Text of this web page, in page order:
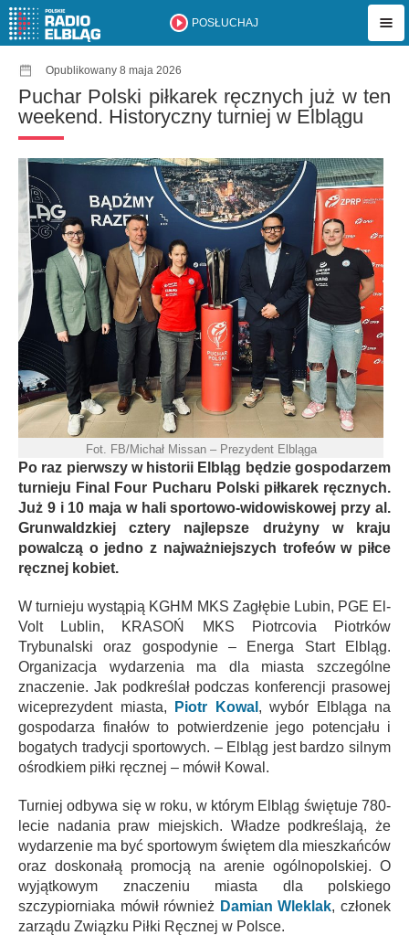
POSŁUCHAJ
Opublikowany 8 maja 2026
Puchar Polski piłkarek ręcznych już w ten
weekend. Historyczny turniej w Elblągu
Fot. FB/Michał Missan – Prezydent Elbląga
Po raz pierwszy w historii Elbląg będzie gospodarzem
turnieju Final Four Pucharu Polski piłkarek ręcznych.
Już 9 i 10 maja w hali sportowo-widowiskowej przy al.
Grunwaldzkiej cztery najlepsze drużyny w kraju
powalczą o jedno z najważniejszych trofeów w piłce
ręcznej kobiet.
W turnieju wystąpią KGHM MKS Zagłębie Lubin, PGE El-
Volt Lublin, KRASOŃ MKS Piotrcovia Piotrków
Trybunalski oraz gospodynie – Energa Start Elbląg.
Organizacja wydarzenia ma dla miasta szczególne
znaczenie. Jak podkreślał podczas konferencji prasowej
wiceprezydent miasta,
Piotr Kowal , wybór Elbląga na
gospodarza finałów to potwierdzenie jego potencjału i
bogatych tradycji sportowych. – Elbląg jest bardzo silnym
ośrodkiem piłki ręcznej – mówił Kowal.
Turniej odbywa się w roku, w którym Elbląg świętuje 780-
lecie nadania praw miejskich. Władze podkreślają, że
wydarzenie ma być sportowym świętem dla mieszkańców
oraz doskonałą promocją na arenie ogólnopolskiej. O
wyjątkowym znaczeniu miasta dla polskiego
szczypiorniaka mówił również Damian Wleklak, członek
zarządu Związku Piłki Ręcznej w Polsce.